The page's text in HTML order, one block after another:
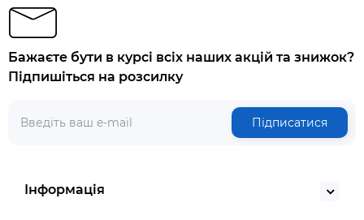
Бажаєте бути в курсі всіх наших акцій та знижок?
Підпишіться на розсилку
Підписатися
Інформація